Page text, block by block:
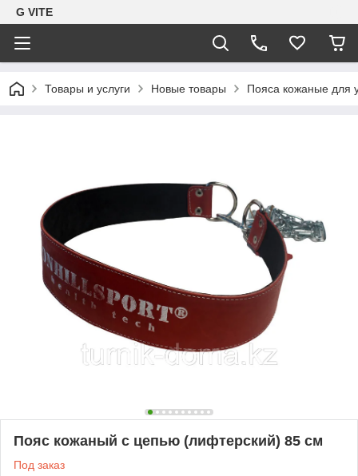
G VITE
Товары и услуги Новые товары Пояса кожаные для
Пояс кожаный с цепью (лифтерский) 85 см
Под заказ